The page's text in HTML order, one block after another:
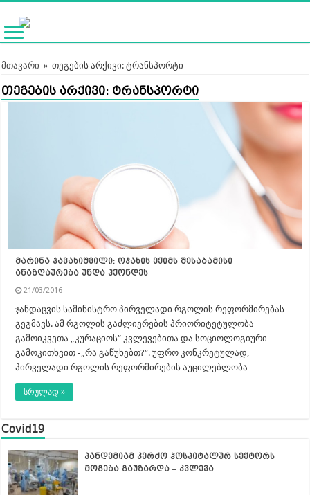
მთავარი » თეგების არქივი: ტრანსპორტი
თეგების არქივი: ტრანსპორტი
მარინა ჯავახიშვილი: ოჯახის ექიმს შესაბამისი
ანაზღაურება უნდა ჰქონდეს
21/03/2016
ჯანდაცვის სამინისტრო პირველადი რგოლის რეფორმირებას
გეგმავს. ამ რგოლის გაძლიერების პრიორიტეტულობა
გამოიკვეთა „კურაციოს“ კვლევებითა და სოციოლოგიური
გამოკითხვით -„რა გაწუხებთ?“. უფრო კონკრეტულად,
პირველადი რგოლის რეფორმირების აუცილებლობა …
სრულად »
Covid19
პანდემიამ კერძო ჰოსპიტალურ სექტორს
მოგება გაუზარდა – კვლევა